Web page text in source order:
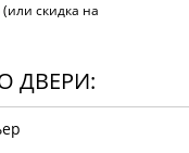
(или скидка на
ДВЕРИ: